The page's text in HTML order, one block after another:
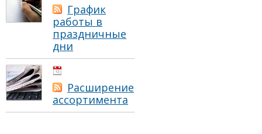
График
работы в
праздничные
дни
Расширение
ассортимента